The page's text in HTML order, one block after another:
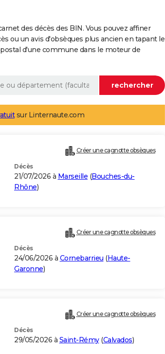
des décès des BIN. Vous pouvez affiner
ou un avis d'obsèques plus ancien en tapant le
d'une commune dans le moteur de
sur Linternaute.com
Créer une cagnotte obsèques
Décès
21/07/2026 à Marseille (Bouches-du-
Rhône)
Créer une cagnotte obsèques
Décès
24/06/2026 à Cornebarrieu (Haute-
Garonne)
Créer une cagnotte obsèques
Décès
29/05/2026 à Saint-Rémy(Calvados)